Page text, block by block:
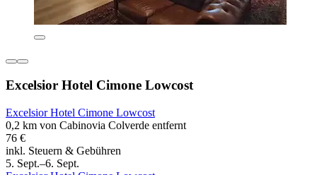
Excelsior Hotel Cimone Lowcost
Excelsior Hotel Cimone Lowcost
0,2 km von Cabinovia Colverde entfernt
76 €
inkl. Steuern & Gebühren
5. Sept.–6. Sept.